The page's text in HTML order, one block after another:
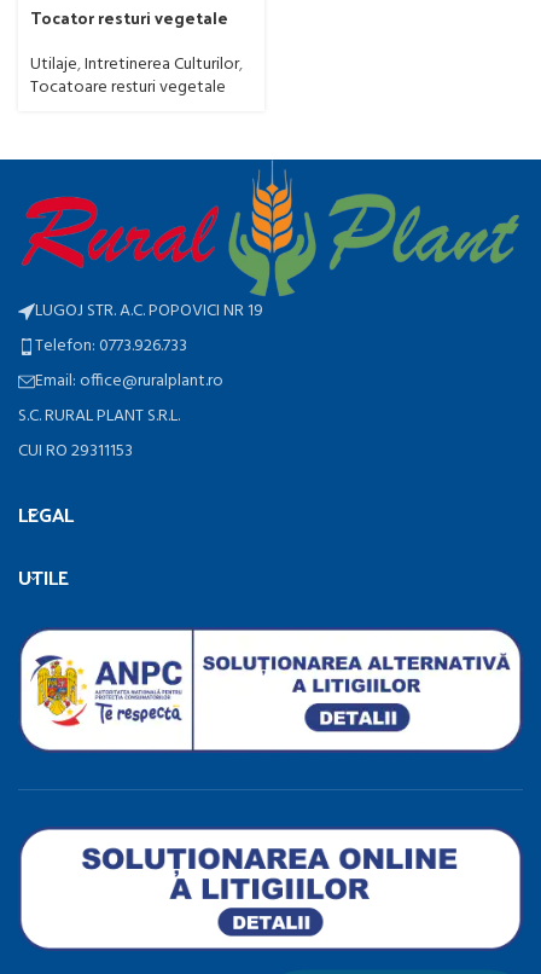
Tocator resturi vegetale
cardan cu ambreiaj, 40-80
CP, produs nou, matricola
Utilaje,Intretinerea Culturilor,
Tocatoare resturi vegetale
LUGOJ STR. A.C. POPOVICI NR 19
Telefon: 0773.926.733
Email: office@ruralplant.ro
S.C. RURAL PLANT S.R.L.
CUI RO 29311153
LEGAL
UTILE